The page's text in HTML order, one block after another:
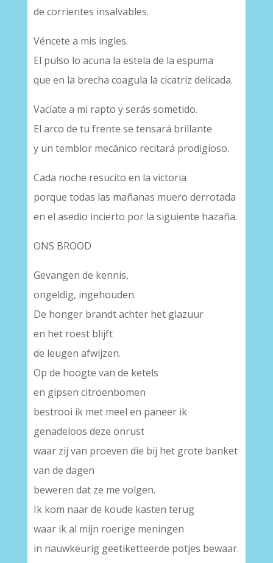
de corrientes insalvables.
Véncete a mis ingles.
El pulso lo acuna la estela de la espuma
que en la brecha coagula la cicatriz delicada.
Vacíate a mi rapto y serás sometido.
El arco de tu frente se tensará brillante
y un temblor mecánico recitará prodigioso.
Cada noche resucito en la victoria
porque todas las mañanas muero derrotada
en el asedio incierto por la siguiente hazaña.
ONS BROOD
Gevangen de kennis,
ongeldig, ingehouden.
De honger brandt achter het glazuur
en het roest blijft
de leugen afwijzen.
Op de hoogte van de ketels
en gipsen citroenbomen
bestrooi ik met meel en paneer ik
genadeloos deze onrust
waar zij van proeven die bij het grote banket
van de dagen
beweren dat ze me volgen.
Ik kom naar de koude kasten terug
waar ik al mijn roerige meningen
in nauwkeurig geëtiketteerde potjes bewaar.